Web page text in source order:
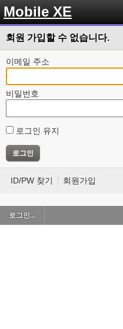
Mobile XE
회원 가입할 수 없습니다.
이메일 주소
비밀번호
로그인 유지
ID/PW 찾기 회원가입
로그인...